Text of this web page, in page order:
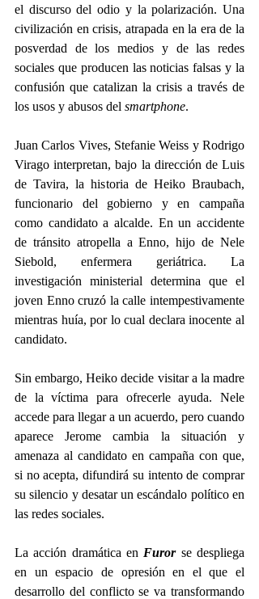
el discurso del odio y la polarización. Una
civilización en crisis, atrapada en la era de la
posverdad de los medios y de las redes
sociales que producen las noticias falsas y la
confusión que catalizan la crisis a través de
los usos y abusos del smartphone.
Juan Carlos Vives, Stefanie Weiss y Rodrigo
Virago interpretan, bajo la dirección de Luis
de Tavira, la historia de Heiko Braubach,
funcionario del gobierno y en campaña
como candidato a alcalde. En un accidente
de tránsito atropella a Enno, hijo de Nele
Siebold, enfermera geriátrica. La
investigación ministerial determina que el
joven Enno cruzó la calle intempestivamente
mientras huía, por lo cual declara inocente al
candidato.
Sin embargo, Heiko decide visitar a la madre
de la víctima para ofrecerle ayuda. Nele
accede para llegar a un acuerdo, pero cuando
aparece Jerome cambia la situación y
amenaza al candidato en campaña con que,
si no acepta, difundirá su intento de comprar
su silencio y desatar un escándalo político en
las redes sociales.
La acción dramática en Furor se despliega
en un espacio de opresión en el que el
desarrollo del conflicto se va transformando